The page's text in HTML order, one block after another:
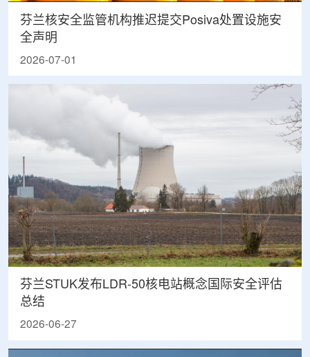
芬兰核安全监管机构推迟提交Posiva处置设施安
全声明
2026-07-01
芬兰STUK发布LDR-50核电站概念国际安全评估
总结
2026-06-27